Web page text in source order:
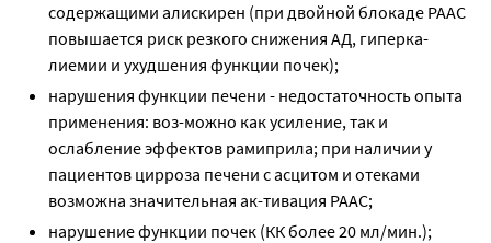
содержащими алискирен (при двойной блокаде РААС
повышается риск резкого снижения АД, гиперка-
лиемии и ухудшения функции почек);
нарушения функции печени - недостаточность опыта
применения: воз-можно как усиление, так и
ослабление эффектов рамиприла; при наличии у
пациентов цирроза печени с асцитом и отеками
возможна значительная ак-тивация РААС;
нарушение функции почек (КК более 20 мл/мин.);